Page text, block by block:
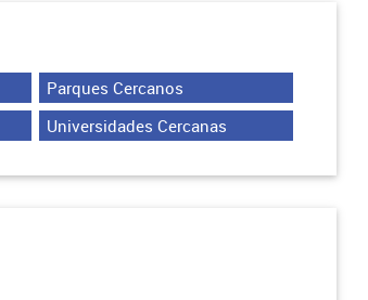
Parques Cercanos
Universidades Cercanas